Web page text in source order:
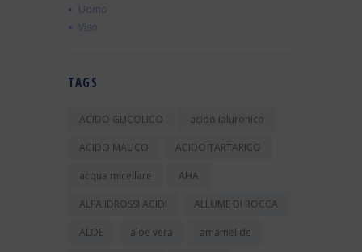
Uomo
Viso
TAGS
ACIDO GLICOLICO acido ialuronico
ACIDO MALICO ACIDO TARTARICO
acqua micellare AHA
ALFA IDROSSI ACIDI ALLUME DI ROCCA
ALOE aloe vera amamelide